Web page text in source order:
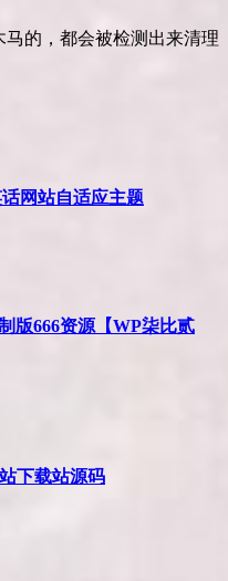
的，都会被检测出来清理
网站自适应主题
版666资源【WP柒比贰
下载站源码